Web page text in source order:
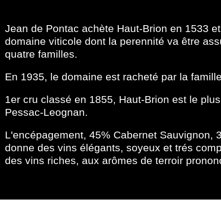
Jean de Pontac achète Haut-Brion en 1533
domaine viticole dont la perennité va être
quatre familles.
En 1935, le domaine est racheté par la
1er cru classé en 1855, Haut-Brion est le
Pessac-Leognan.
L'encépagement, 45% Cabernet Sauvignon,
donne des vins élégants, soyeux et trés
des vins riches, aux arômes de terroir